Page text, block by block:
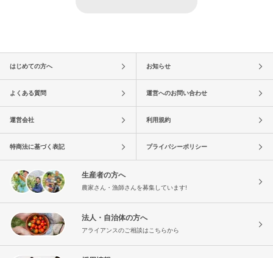
はじめての方へ お知らせ
よくある質問 運営へのお問い合わせ
運営会社 利用規約
特商法に基づく表記 プライバシーポリシー
生産者の方へ
農家さん・漁師さんを募集しています!
法人・自治体の方へ
アライアンスのご相談はこちらから